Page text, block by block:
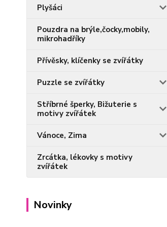
Plyšáci
Pouzdra na brýle,čocky,mobily,
mikrohadříky
Přívěsky, klíčenky se zvířátky
Puzzle se zvířátky
Stříbrné šperky, Bižuterie s
motivy zvířátek
Vánoce, Zima
Zrcátka, lékovky s motivy
zvířátek
Novinky